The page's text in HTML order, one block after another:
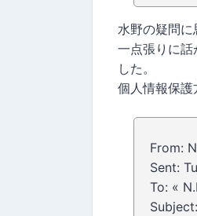
水野の疑問
一点張りに話
した。
個人情報保護
From:
Sent:
To: «